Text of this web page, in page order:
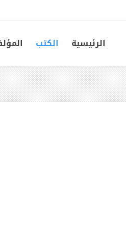
الرئيسية الكتب